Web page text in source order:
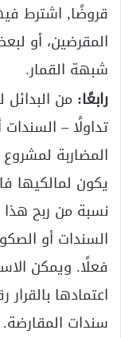
قروضًا, اشترط
المقرضين، أو
شبهة القمار.
رابعًا: من البدائل
تداولًا –
المضاربة
يكون لمالكيها
نسبة من ربح
السندات أو
فعلًا. ويمكن
سندات المقارضة.